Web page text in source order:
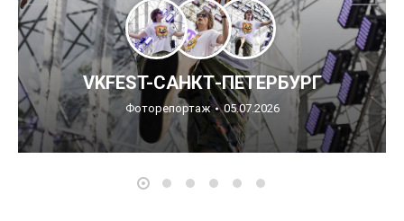
VKFEST-САНКТ-ПЕТЕРБУРГ
Фоторепортаж 05.07.2026